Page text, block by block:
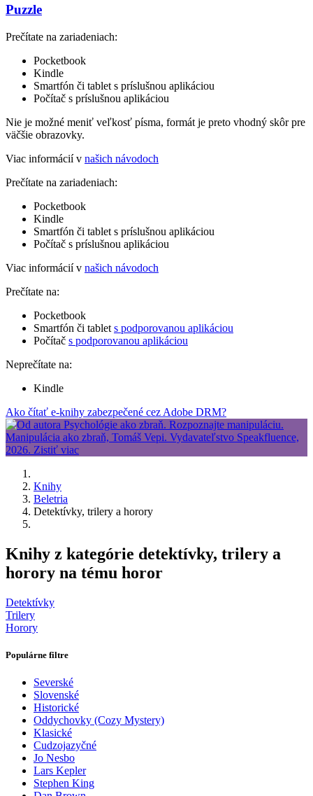
Puzzle
Prečítate na zariadeniach:
Pocketbook
Kindle
Smartfón či tablet s príslušnou aplikáciou
Počítač s príslušnou aplikáciou
Nie je možné meniť veľkosť písma, formát je preto vhodný skôr pre
väčšie obrazovky.
Viac informácií v našich návodoch
Prečítate na zariadeniach:
Pocketbook
Kindle
Smartfón či tablet s príslušnou aplikáciou
Počítač s príslušnou aplikáciou
Viac informácií v našich návodoch
Prečítate na:
Pocketbook
Smartfón či tablet s podporovanou aplikáciou
Počítač s podporovanou aplikáciou
Neprečítate na:
Kindle
Ako čítať e-knihy zabezpečené cez Adobe DRM?
Knihy
Beletria
Detektívky, trilery a horory
Knihy z kategórie detektívky, trilery a
horory na tému horor
Detektívky
Trilery
Horory
Populárne filtre
Severské
Slovenské
Historické
Oddychovky (Cozy Mystery)
Klasické
Cudzojazyčné
Jo Nesbo
Lars Kepler
Stephen King